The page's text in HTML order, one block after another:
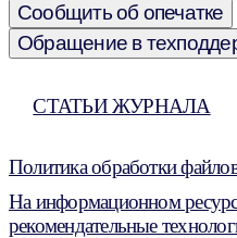
Сообщить об опечатке
Обращение в
СТАТЬИ ЖУРНАЛА
Политика обработки
На информационном
рекомендательные